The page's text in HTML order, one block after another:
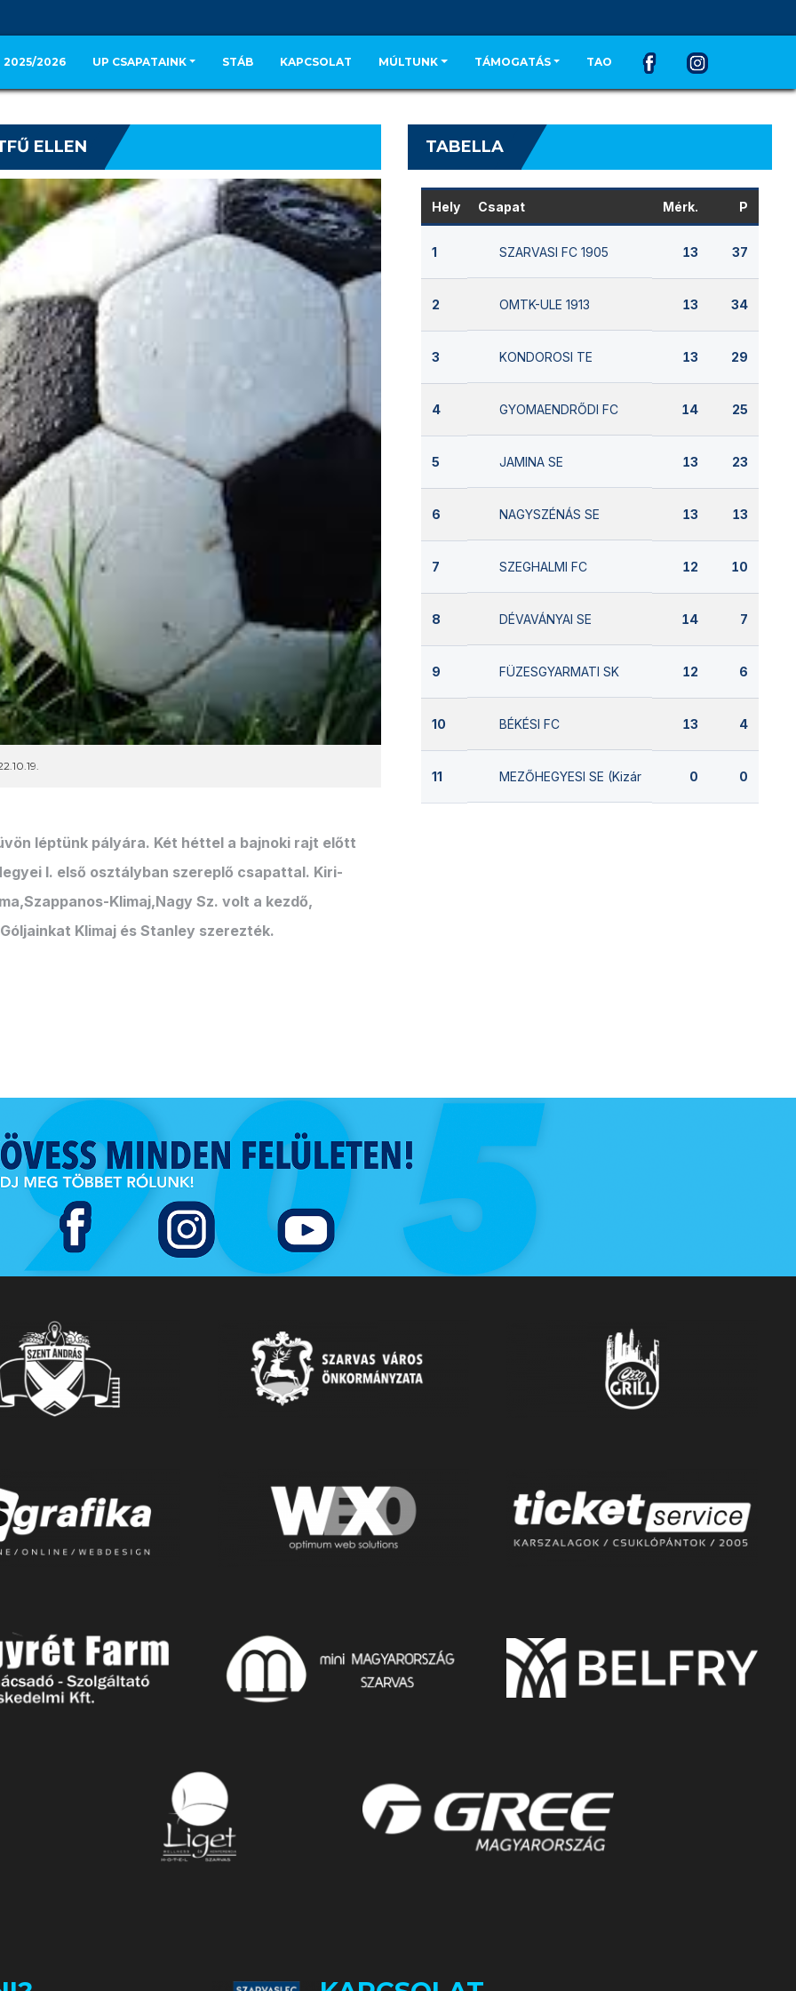
2025/2026 UP CSAPATAINK STÁB KAPCSOLAT MÚLTUNK TÁMOGATÁS TAO
ELLEN
léptünk pályára. Két héttel a bajnoki rajt előtt
I. első osztályban szereplő csapattal. Kiri-
Klimaj,Nagy Sz. volt a kezdő,
Klimaj és Stanley szerezték.
TABELLA
Hely Csapat Mérk. P
1 SZARVASI FC 1905 13 37
2 OMTK-ULE 1913 13 34
3 KONDOROSI TE 13 29
4 GYOMAENDRŐDI FC 14 25
5 JAMINA SE 13 23
6 NAGYSZÉNÁS SE 13 13
7 SZEGHALMI FC 12 10
8 DÉVAVÁNYAI SE 14 7
9 FÜZESGYARMATI SK 12 6
10 BÉKÉSI FC 13 4
11 MEZŐHEGYESI SE (Kizárva) 0 0